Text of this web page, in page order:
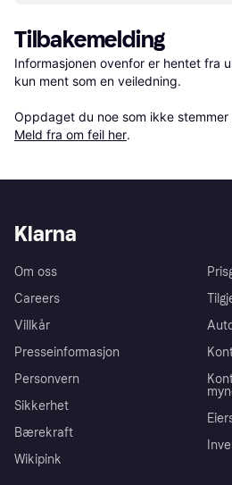
Tilbakemelding
Informasjonen ovenfor er hentet fra
kun ment som en veiledning.
Oppdaget du noe som ikke
Meld fra om feil her.
Klarna
Om oss
Careers
Villkår
Presseinformasjon
Personvern
Sikkerhet
Bærekraft
Wikipink